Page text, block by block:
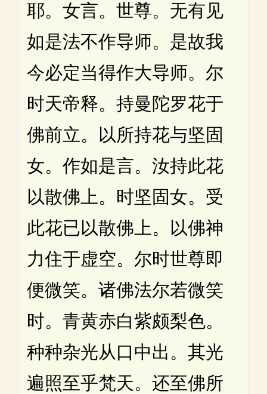
耶。女言。世尊。无有见
如是法不作导师。是故我
今必定当得作大导师。尔
时天帝释。持曼陀罗花于
佛前立。以所持花与坚固
女。作如是言。汝持此花
以散佛上。时坚固女。受
此花已以散佛上。以佛神
力住于虚空。尔时世尊即
便微笑。诸佛法尔若微笑
时。青黄赤白紫颇梨色。
种种杂光从口中出。其光
遍照至乎梵天。还至佛所